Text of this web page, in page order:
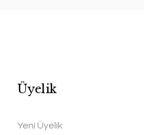
Üyelik
Yeni Üyelik